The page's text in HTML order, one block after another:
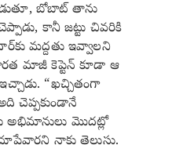
బోబాట్ తాను
కానీ జట్టు చివరికి
మద్దతు ఇవ్వాలని
మాజీ కెప్టెన్ కూడా ఆ
“ఖచ్చితంగా
చెప్పకుండానే
అభిమానులు మొదట్లో